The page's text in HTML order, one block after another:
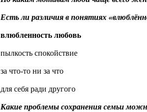
Есть ли различия в понятиях
влюбленность любовь
пылкость спокойствие
за что-то ни за что
для себя ради другого
Какие проблемы сохранения семьи